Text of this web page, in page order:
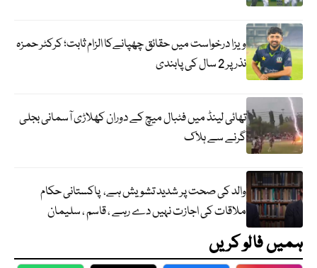
ویزا درخواست میں حقائق چھپانےکا الزام ثابت؛ کرکٹر حمزہ
نذر پر 2 سال کی پابندی
تھائی لینڈ میں فٹبال میچ کے دوران کھلاڑی آسمانی بجلی
گرنے سے ہلاک
والد کی صحت پر شدید تشویش ہے، پاکستانی حکام
ملاقات کی اجازت نہیں دے رہے ، قاسم ، سلیمان
ہمیں فالو کریں